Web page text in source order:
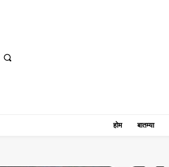
होम बातम्या